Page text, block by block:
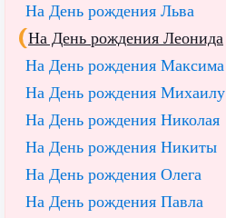
На День рождения Льва
На День рождения Леонида
На День рождения Максима
На День рождения Михаилу
На День рождения Николая
На День рождения Никиты
На День рождения Олега
На День рождения Павла